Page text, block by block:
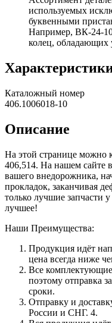
используемых
буквенными
Например, ВК-24-
колец, обладающих
Каталожный номер
406.1006018-10
Описание
На этой странице можно
406,514. На нашем сайте
вашего внедорожника,
прокладок, заканчивая
только лучшие запчасти
лучшее!
Наши Преимущества:
Продукция идёт
цена всегда ниже
Все комплектующие
поэтому отправка
сроки.
Отправку и
России и СНГ. 4.